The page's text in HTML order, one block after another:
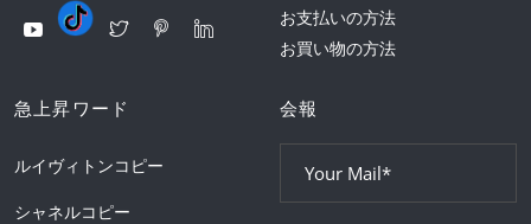
お支払いの方法
お買い物の方法
急上昇ワード
ルイヴィトンコピー
シャネルコピー
会報